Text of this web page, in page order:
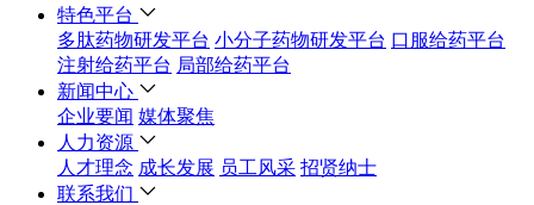
特色平台
多肽药物研发平台 小分子药物研发平台 口服给药平台
注射给药平台 局部给药平台
新闻中心
企业要闻 媒体聚焦
人力资源
人才理念 成长发展 员工风采 招贤纳士
联系我们